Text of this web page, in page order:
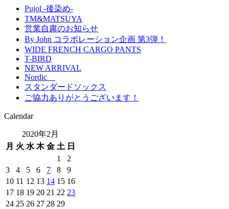
Pujol -後染め-
TM&MATSUYA
営業自粛のお知らせ
By John コラボレーション企画 第3弾！
WIDE FRENCH CARGO PANTS
T-BIRD
NEW ARRIVAL
Nordic
スタンダードソックス
ご協力ありがとうございます！
Calendar
2020年2月
月 火 水 木 金 土 日
1
2
3
4 5 6 7 8
9
10 11 12 13 14 15 16
17 18 19 20 21 22 23
24 25 26 27 28 29